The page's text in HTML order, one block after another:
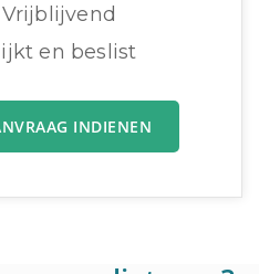
en beslist
INDIENEN